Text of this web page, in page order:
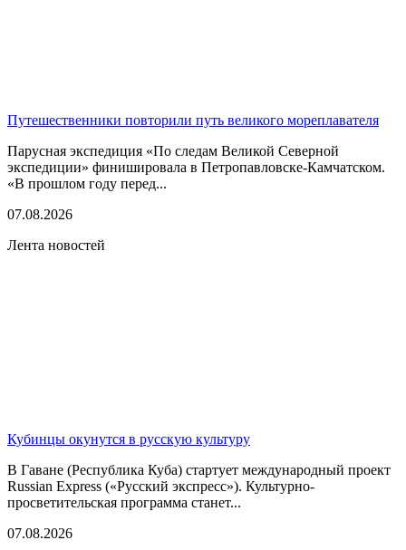
Путешественники повторили путь великого мореплавателя
Парусная экспедиция «По следам Великой Северной
экспедиции» финишировала в Петропавловске-Камчатском.
«В прошлом году перед...
07.08.2026
Лента новостей
Кубинцы окунутся в русскую культуру
В Гаване (Республика Куба) стартует международный проект
Russian Express («Русский экспресс»). Культурно-
просветительская программа станет...
07.08.2026